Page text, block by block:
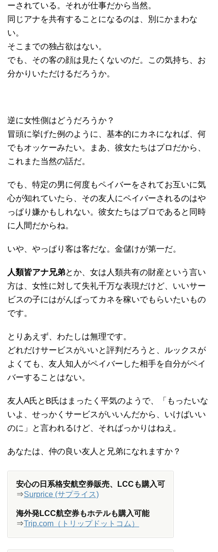
ーされている。それが仕事だから当然。
同じアナを共有することになるのは、別にかまわな
い。
そこまでの独占欲はない。
でも、その客の顔は見たくないのだ。この気持ち、お
分かりいただけるだろうか。
逆に女性側はどうだろうか？
冒頭に挙げた例のように、基本的にカネになれば、何
でもオッケーみたい。まあ、彼女たちはプロだから、
これまた当然の話だ。
でも、特定の男に何度もペイバーをされてお互いに気
心が知れていたら、その友人にペイバーされるのはや
っぱり嫌かもしれない。彼女たちはプロであると同時
に人間だからね。
いや、やっぱり客は客だな。金儲けが第一だ。
人類皆アナ兄弟とか、女は人類共有の財産という言い
方は、女性に対して失礼千万な表現だけど、いいサー
ビスの子にはがんばってカネを稼いでもらいたいもの
です。
とりあえず、わたしは無理です。
どれだけサービスがいいと評判だろうと、ルックスが
よくても、友人知人がペイバーした相手を自分がペイ
バーすることはない。
友人A氏とB氏はまったく平気のようで、「もったいな
いよ、せっかくサービスがいいんだから、いけばいい
のに」と言われるけど、そればっかりはねえ。
あなたは、仲の良い友人と兄弟になれますか？
安心の日系格安航空券販売、LCCも購入可
⇒Surprice (サプライス)
海外発LCC航空券もホテルも購入可能
⇒Trip.com（トリップドットコム）